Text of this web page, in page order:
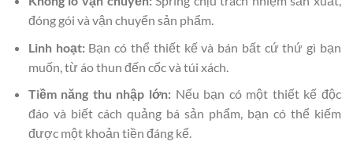
đóng gói và vận chuyển sản phẩm.
Linh hoạt:Bạn có thể thiết kế và bán bất cứ thứ gì bạn
muốn, từ áo thun đến cốc và túi xách.
Tiềm năng thu nhập lớn: Nếu bạn có một thiết kế độc
đáo và biết cách quảng bá sản phẩm, bạn có thể kiếm
được một khoản tiền đáng kể.